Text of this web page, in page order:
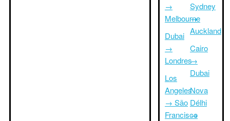
→
Melbourne
Dubai
→
Londres
Los
Angeles
→ São
Francisco
Sydney
→
Auckland
Cairo
→
Dubai
Nova
Délhi
→